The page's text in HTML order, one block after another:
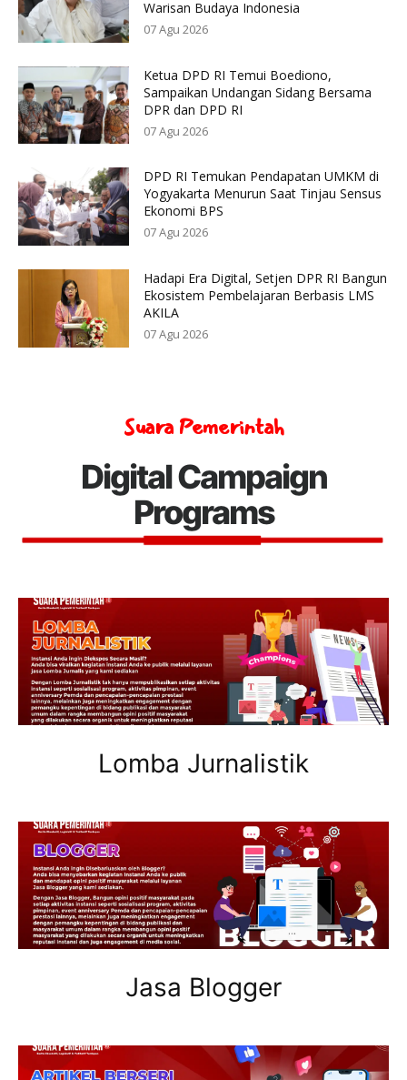
Warisan Budaya Indonesia
07 Agu 2026
Ketua DPD RI Temui Boediono,
Sampaikan Undangan Sidang Bersama
DPR dan DPD RI
07 Agu 2026
DPD RI Temukan Pendapatan UMKM di
Yogyakarta Menurun Saat Tinjau Sensus
Ekonomi BPS
07 Agu 2026
Hadapi Era Digital, Setjen DPR RI Bangun
Ekosistem Pembelajaran Berbasis LMS
AKILA
07 Agu 2026
Suara Pemerintah
Digital Campaign
Programs
Lomba Jurnalistik
Jasa Blogger